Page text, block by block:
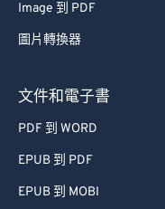
Image 到 PDF
圖片轉換器
文件和電子書
PDF 到 WORD
EPUB 到 PDF
EPUB 到 MOBI